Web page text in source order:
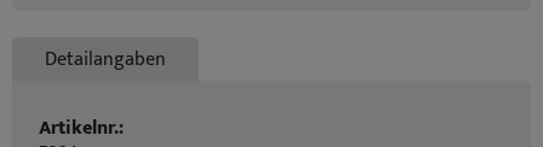
Detailangaben
Artikelnr.: